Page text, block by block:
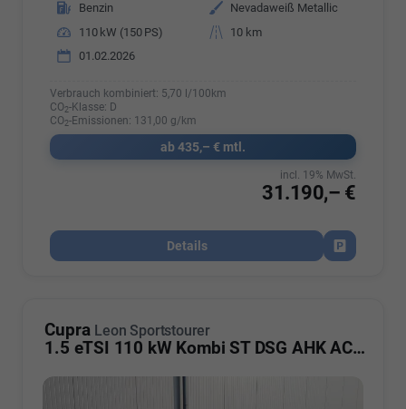
Kraftstoff
Benzin Außenfarbe
Nevadaweiß Metallic
Leistung
110 kW (150 PS) Kilometerstand
10 km
01.02.2026
Verbrauch kombiniert: 5,70 l/100km
CO2-Klasse: D
CO2-Emissionen: 131,00 g/km
ab 435,– € mtl.
31.190,– €
incl. 19% MwSt.
Details
Fahrzeug
Cupra Leon Sportstourer
1.5 eTSI 110 kW Kombi ST DSG AHK ACC LED